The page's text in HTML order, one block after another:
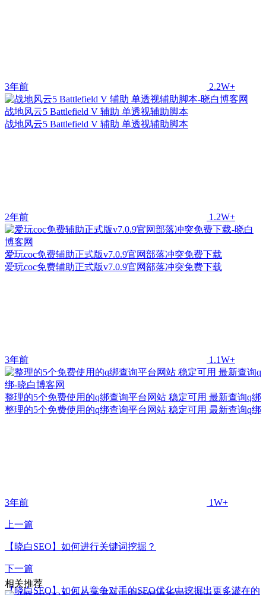
3年前 2.2W+
战地风云5 Battlefield V 辅助 单透视辅助脚本
战地风云5 Battlefield V 辅助 单透视辅助脚本
2年前 1.2W+
爱玩coc免费辅助正式版v7.0.9官网部落冲突免费下载
爱玩coc免费辅助正式版v7.0.9官网部落冲突免费下载
3年前 1.1W+
整理的5个免费使用的q绑查询平台网站 稳定可用 最新查询q绑
整理的5个免费使用的q绑查询平台网站 稳定可用 最新查询q绑
3年前 1W+
上一篇
【晓白SEO】如何进行关键词挖掘？
下一篇
【晓白SEO】如何从竞争对手的SEO优化中挖掘出更多潜在的
相关推荐